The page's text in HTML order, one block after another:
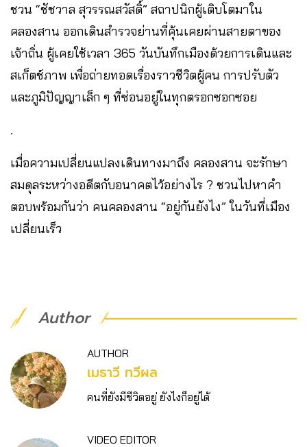
ชวน “ชัชวาล สุวรรณสวัสดิ์” สถาปนิกผู้เติบโตมาใน
คลองสาน ออกเดินสำรวจย่านที่คุ้นเคยผ่านสายตาของ
เจ้าถิ่น ผู้เคยใช้เวลา 365 วันบันทึกเมืองด้วยการเดินและ
สเก็ตช์ภาพ เพื่อถ่ายทอดเรื่องราวชีวิตผู้คน การปรับตัว
และภูมิปัญญาเล็ก ๆ ที่ซ่อนอยู่ในทุกตรอกซอกซอย
.
เมื่อความเปลี่ยนแปลงเดินทางมาถึง คลองสาน จะรักษา
สมดุลระหว่างอดีตกับอนาคตไว้อย่างไร ? ชวนไปหาคำ
ตอบพร้อมกันว่า คนคลองสาน “อยู่กันยังไง” ในวันที่เมือง
เปลี่ยนเร็ว
Author
AUTHOR
เมธาวี ทวีผล
คนที่ยังมีชีวิตอยู่ ยังไงก็อยู่ได้
VIDEO EDITOR